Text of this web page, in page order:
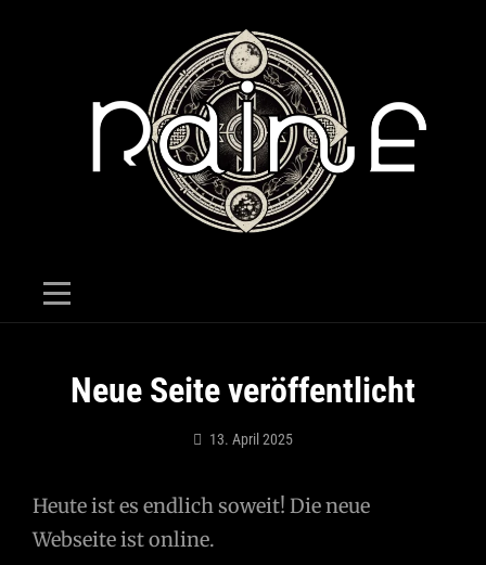
Neue Seite veröffentlicht
13. April 2025
Heute ist es endlich soweit! Die neue
Webseite ist online.
Beitragsnavigation